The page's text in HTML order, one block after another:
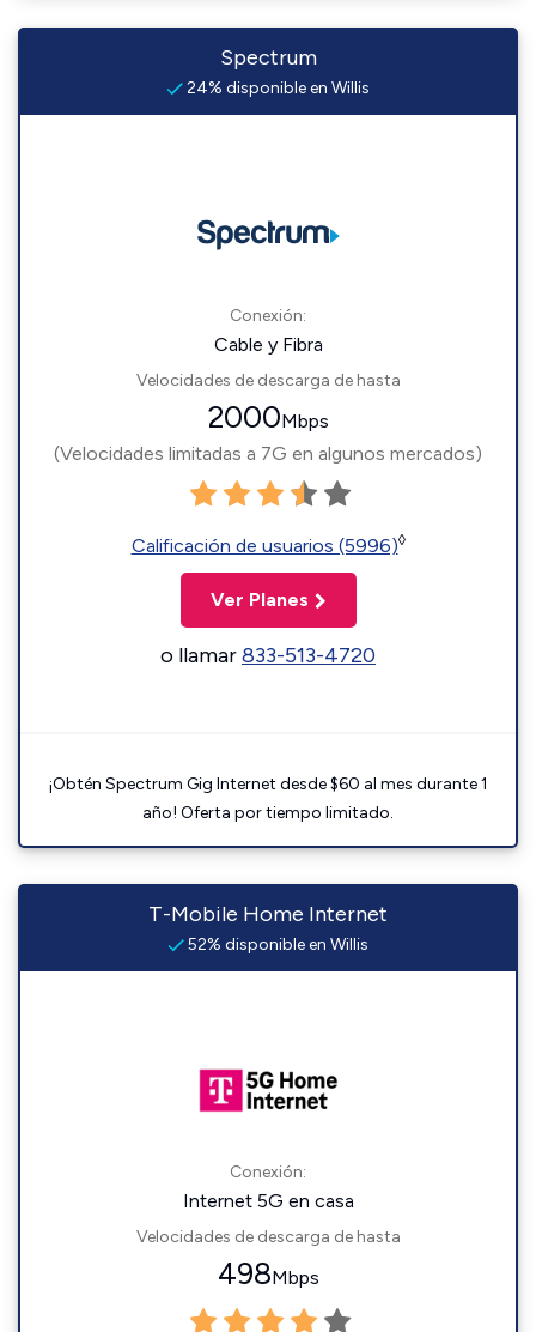
Spectrum
24% disponible en Willis
Conexión:
Cable y Fibra
Velocidades de descarga de hasta
2000Mbps
(Velocidades limitadas a 7G en algunos mercados)
Calificación de usuarios (5996)◊
Ver Planes
o llamar833-513-4720
¡Obtén Spectrum Gig Internet desde $60 al mes durante 1
año! Oferta por tiempo limitado.
T-Mobile Home Internet
52% disponible en Willis
Conexión:
Internet 5G en casa
Velocidades de descarga de hasta
498Mbps